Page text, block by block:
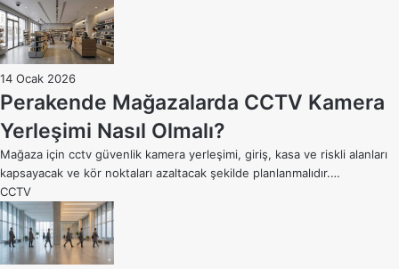
14 Ocak 2026
Perakende Mağazalarda CCTV Kamera
Yerleşimi Nasıl Olmalı?
Mağaza için cctv güvenlik kamera yerleşimi, giriş, kasa ve riskli alanları
kapsayacak ve kör noktaları azaltacak şekilde planlanmalıdır.…
CCTV